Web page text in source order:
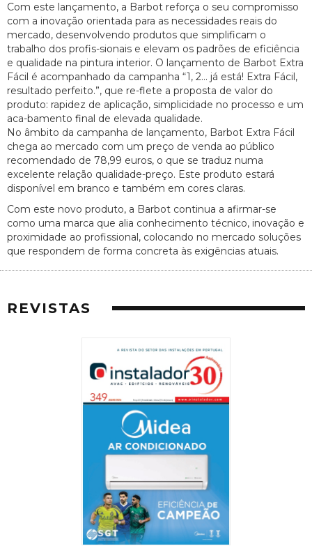
Com este lançamento, a Barbot reforça o seu compromisso
com a inovação orientada para as necessidades reais do
mercado, desenvolvendo produtos que simplificam o
trabalho dos profis-sionais e elevam os padrões de eficiência
e qualidade na pintura interior. O lançamento de Barbot Extra
Fácil é acompanhado da campanha “1, 2… já está! Extra Fácil,
resultado perfeito.”, que re-flete a proposta de valor do
produto: rapidez de aplicação, simplicidade no processo e um
aca-bamento final de elevada qualidade.
No âmbito da campanha de lançamento, Barbot Extra Fácil
chega ao mercado com um preço de venda ao público
recomendado de 78,99 euros, o que se traduz numa
excelente relação qualidade-preço. Este produto estará
disponível em branco e também em cores claras.
Com este novo produto, a Barbot continua a afirmar-se
como uma marca que alia conhecimento técnico, inovação e
proximidade ao profissional, colocando no mercado soluções
que respondem de forma concreta às exigências atuais.
REVISTAS